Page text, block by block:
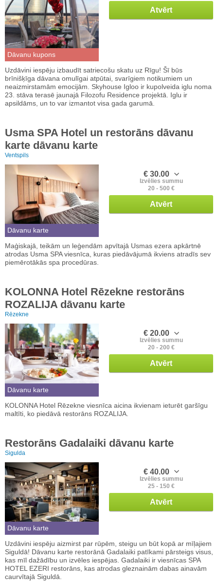
Dāvanu kupons
Atvērt
Uzdāvini iespēju izbaudīt satriecošu skatu uz Rīgu! Šī būs
brīnišķīga dāvana omulīgai atpūtai, svarīgiem notikumiem un
neaizmirstamām emocijām. Skyhouse Igloo ir kupolveida iglu noma
23. stāva terasē jaunajā Filozofu Residence projektā. Iglu ir
apsildāms, un to var izmantot visa gada garumā.
Usma SPA Hotel un restorāns dāvanu
karte dāvanu karte
Ventspils
Dāvanu karte
€ 30.00
Izvēlies summu
20 - 500 €
Atvērt
Maģiskajā, teikām un leģendām apvītajā Usmas ezera apkārtnē
atrodas Usma SPA viesnīca, kuras piedāvājumā ikviens atradīs sev
piemērotākās spa procedūras.
KOLONNA Hotel Rēzekne restorāns
ROZALIJA dāvanu karte
Rēzekne
Dāvanu karte
€ 20.00
Izvēlies summu
20 - 200 €
Atvērt
KOLONNA Hotel Rēzekne viesnīca aicina ikvienam ieturēt garšīgu
maltīti, ko piedāvā restorāns ROZALIJA.
Restorāns Gadalaiki dāvanu karte
Sigulda
Dāvanu karte
€ 40.00
Izvēlies summu
25 - 150 €
Atvērt
Uzdāvini iespēju aizmirst par rūpēm, steigu un būt kopā ar mīļajiem
Siguldā! Dāvanu karte restorānā Gadalaiki patīkami pārsteigs visus,
kas mīl dažādību un izvēles iespējas. Gadalaiki ir viesnīcas SPA
HOTEL EZERI restorāns, kas atrodas gleznainām dabas ainavām
caurvītajā Siguldā.